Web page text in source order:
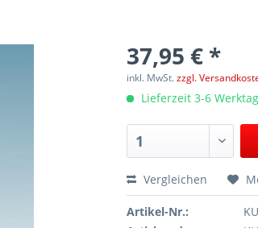
37,95 € *
inkl. MwSt.zzgl.
Lieferzeit 3-6
Vergleichen
Artikel-Nr.: